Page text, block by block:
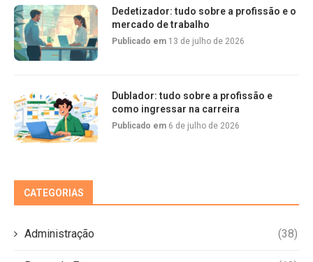
Dedetizador: tudo sobre a profissão e o
mercado de trabalho
Publicado em 13 de julho de 2026
Dublador: tudo sobre a profissão e
como ingressar na carreira
Publicado em 6 de julho de 2026
CATEGORIAS
Administração (38)